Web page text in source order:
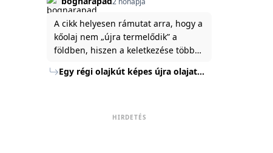
partján
A cikk helyesen rámutat arra, hogy a
kőolaj nem „újra termelődik” a
földben, hiszen a keletkezése több
Energiaügyi Minisztériuma szerint a
kőzetben marad. A
Egy régi olajkút képes újra olajat
HIRDETÉS